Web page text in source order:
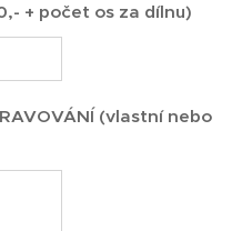
+ počet os za dílnu)
(vlastní nebo